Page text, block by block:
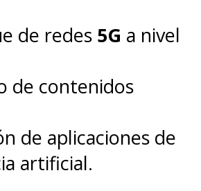
de redes 5G a nivel
de contenidos
de aplicaciones de
artificial.